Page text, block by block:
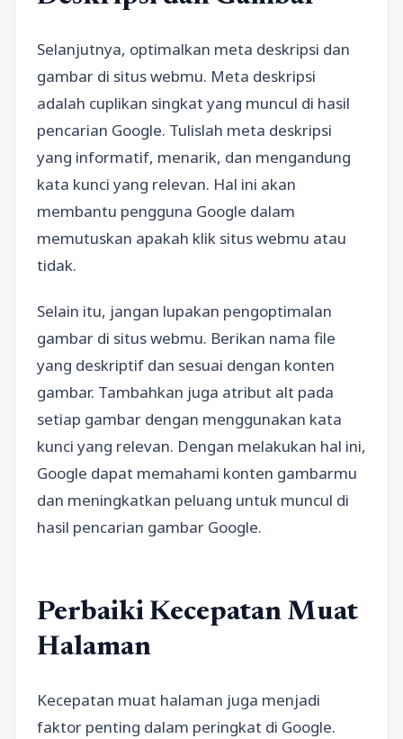
Selanjutnya, optimalkan meta deskripsi dan
gambar di situs webmu. Meta deskripsi
adalah cuplikan singkat yang muncul di hasil
pencarian Google. Tulislah meta deskripsi
yang informatif, menarik, dan mengandung
kata kunci yang relevan. Hal ini akan
membantu pengguna Google dalam
memutuskan apakah klik situs webmu atau
tidak.
Selain itu, jangan lupakan pengoptimalan
gambar di situs webmu. Berikan nama file
yang deskriptif dan sesuai dengan konten
gambar. Tambahkan juga atribut alt pada
setiap gambar dengan menggunakan kata
kunci yang relevan. Dengan melakukan hal ini,
Google dapat memahami konten gambarmu
dan meningkatkan peluang untuk muncul di
hasil pencarian gambar Google.
Perbaiki Kecepatan Muat
Halaman
Kecepatan muat halaman juga menjadi
faktor penting dalam peringkat di Google.